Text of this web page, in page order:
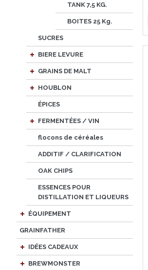
TANK 7,5 KG.
BOITES 25 Kg.
SUCRES
BIERE LEVURE
GRAINS DE MALT
HOUBLON
ÉPICES
FERMENTÉES / VIN
flocons de céréales
ADDITIF / CLARIFICATION
OAK CHIPS
ESSENCES POUR
DISTILLATION ET LIQUEURS
ÉQUIPEMENT
GRAINFATHER
IDÉES CADEAUX
BREWMONSTER